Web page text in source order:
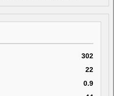
302
22
0.9